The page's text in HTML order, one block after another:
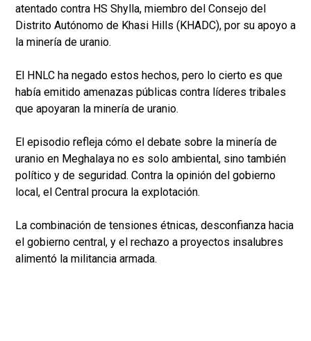
atentado contra HS Shylla, miembro del Consejo del
Distrito Autónomo de Khasi Hills (KHADC), por su apoyo a
la minería de uranio.
El HNLC ha negado estos hechos, pero lo cierto es que
había emitido amenazas públicas contra líderes tribales
que apoyaran la minería de uranio.
El episodio refleja cómo el debate sobre la minería de
uranio en Meghalaya no es solo ambiental, sino también
político y de seguridad. Contra la opinión del gobierno
local, el Central procura la explotación.
La combinación de tensiones étnicas, desconfianza hacia
el gobierno central, y el rechazo a proyectos insalubres
alimentó la militancia armada.